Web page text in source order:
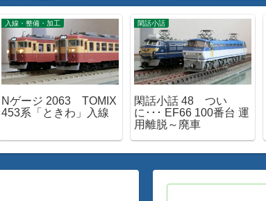
入線・整備・加工
Nゲージ 2063 TOMIX
453系「ときわ」入線
閑話小話
閑話小話 48 つい
に･･･ EF66 100番台 運
用離脱～廃車